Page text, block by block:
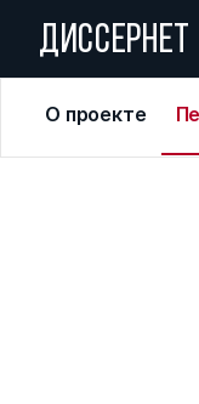
ДИССЕРНЕТ
О проекте